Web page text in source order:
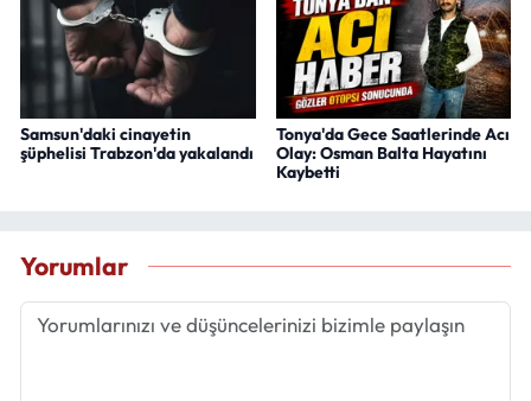
Samsun'daki cinayetin
şüphelisi Trabzon'da yakalandı
Tonya'da Gece Saatlerinde Acı
Olay: Osman Balta Hayatını
Kaybetti
Yorumlar